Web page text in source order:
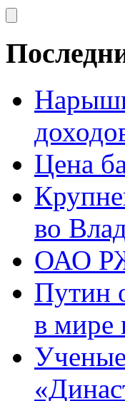
Цена
во
ОАО
Путин
в мире